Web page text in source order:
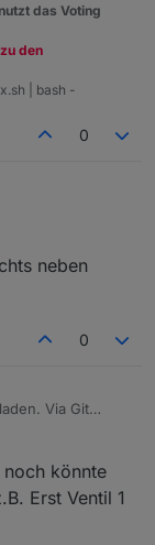
das Voting
den
| bash -
0
Version 0.0.3
den
neben
0
Via Git
behoben
aber alle DP
könnte
Erst Ventil 1